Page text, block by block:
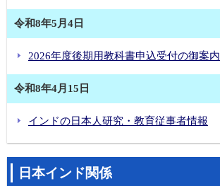
令和8年5月4日
2026年度後期用教科書申込受付の御案内
令和8年4月15日
インドの日本人研究・教育従事者情報
日本インド関係